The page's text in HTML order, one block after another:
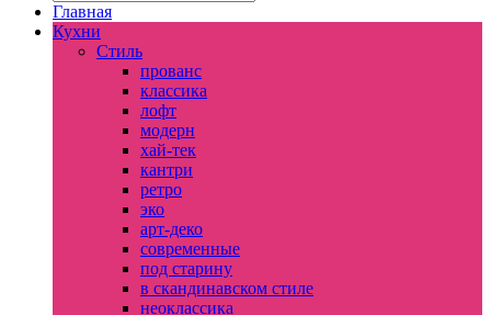
Главная
Кухни
Стиль
прованс
классика
лофт
модерн
хай-тек
кантри
ретро
эко
арт-деко
современные
под старину
в скандинавском стиле
неоклассика